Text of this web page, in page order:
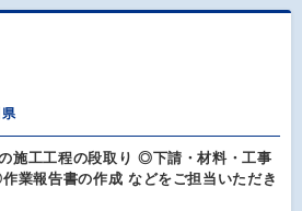
施工工程の段取り ◎下請・材料・工事
業報告書の作成 などをご担当いただき